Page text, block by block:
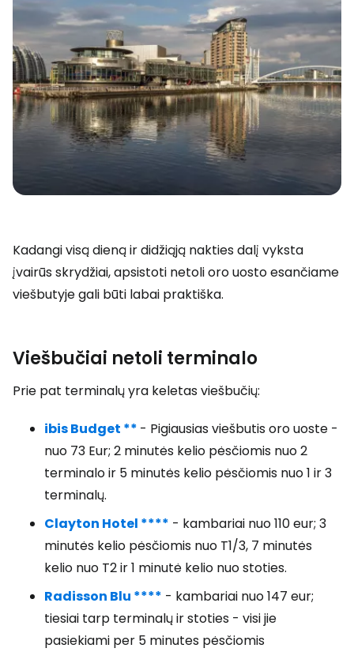
Kadangi visą dieną ir didžiąją nakties dalį vyksta
įvairūs skrydžiai, apsistoti netoli oro uosto esančiame
viešbutyje gali būti labai praktiška.
Viešbučiai netoli terminalo
Prie pat terminalų yra keletas viešbučių:
ibis Budget ** - Pigiausias viešbutis oro uoste -
nuo 73 Eur; 2 minutės kelio pėsčiomis nuo 2
terminalo ir 5 minutės kelio pėsčiomis nuo 1 ir 3
terminalų.
Clayton Hotel **** - kambariai nuo 110 eur; 3
minutės kelio pėsčiomis nuo T1/3, 7 minutės
kelio nuo T2 ir 1 minutė kelio nuo stoties.
Radisson Blu **** - kambariai nuo 147 eur;
tiesiai tarp terminalų ir stoties - visi jie
pasiekiami per 5 minutes pėsčiomis